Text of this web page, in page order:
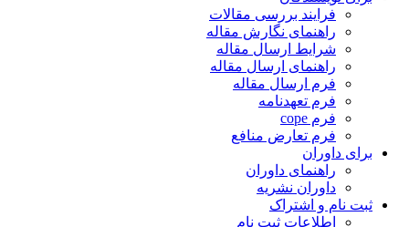
فرایند بررسی مقالات
راهنمای نگارش مقاله
شرایط ارسال مقاله
راهنمای ارسال مقاله
فرم ارسال مقاله
فرم تعهدنامه
فرم cope
فرم تعارض منافع
برای داوران
راهنمای داوران
داوران نشریه
ثبت نام و اشتراک
اطلاعات ثبت نام